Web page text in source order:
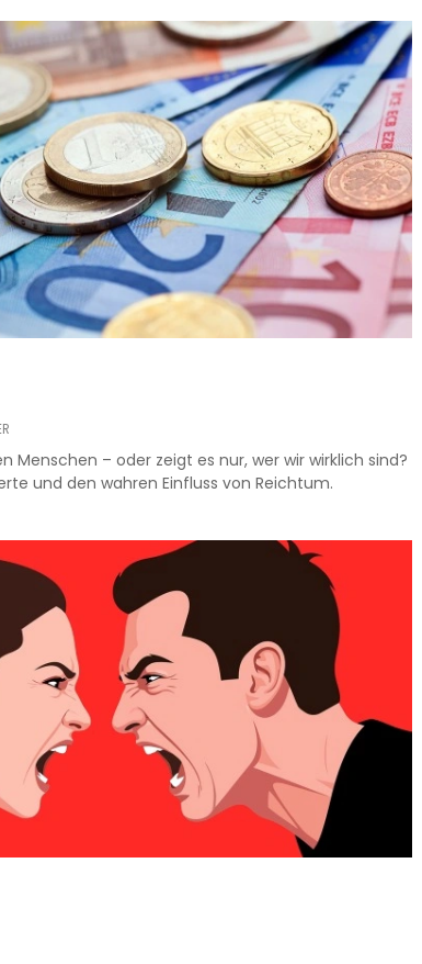
Menschen – oder zeigt es nur, wer wir wirklich sind?
und den wahren Einfluss von Reichtum.